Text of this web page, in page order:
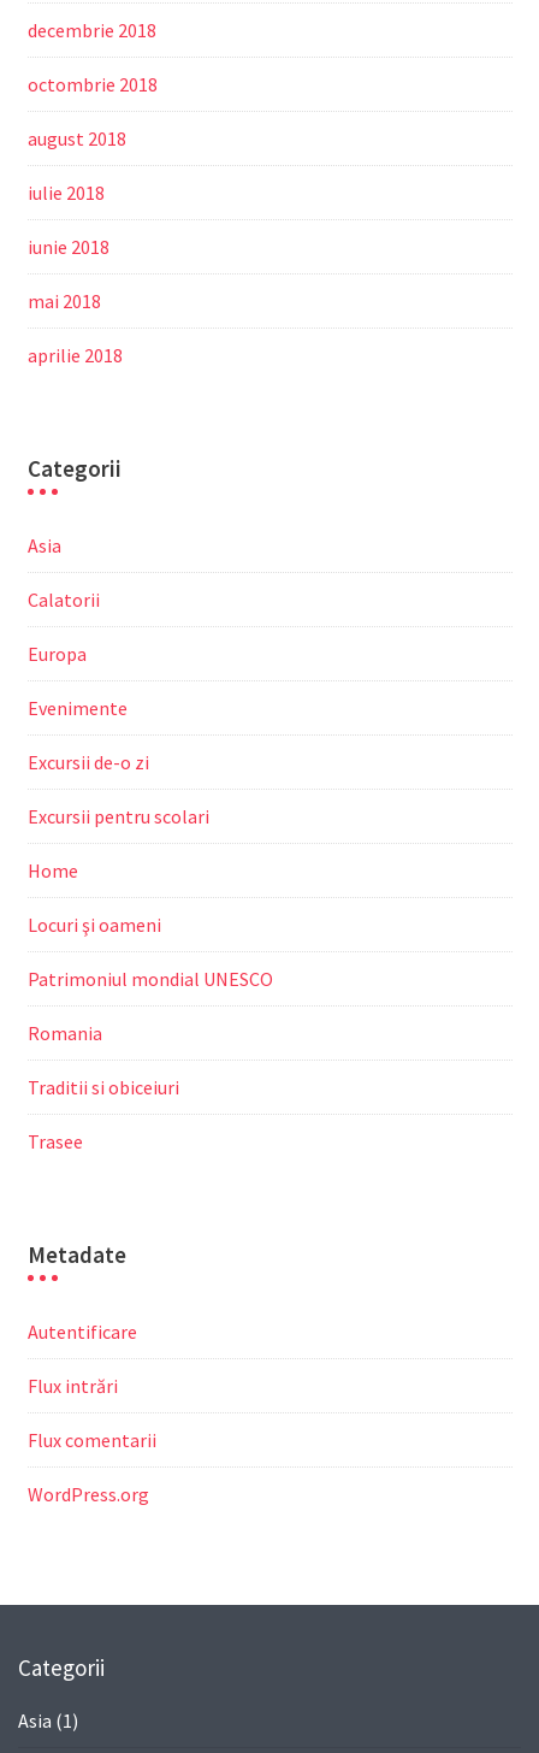
decembrie 2018
octombrie 2018
august 2018
iulie 2018
iunie 2018
mai 2018
aprilie 2018
Categorii
Asia
Calatorii
Europa
Evenimente
Excursii de-o zi
Excursii pentru scolari
Home
Locuri şi oameni
Patrimoniul mondial UNESCO
Romania
Traditii si obiceiuri
Trasee
Metadate
Autentificare
Flux intrări
Flux comentarii
WordPress.org
Categorii
Asia (1)